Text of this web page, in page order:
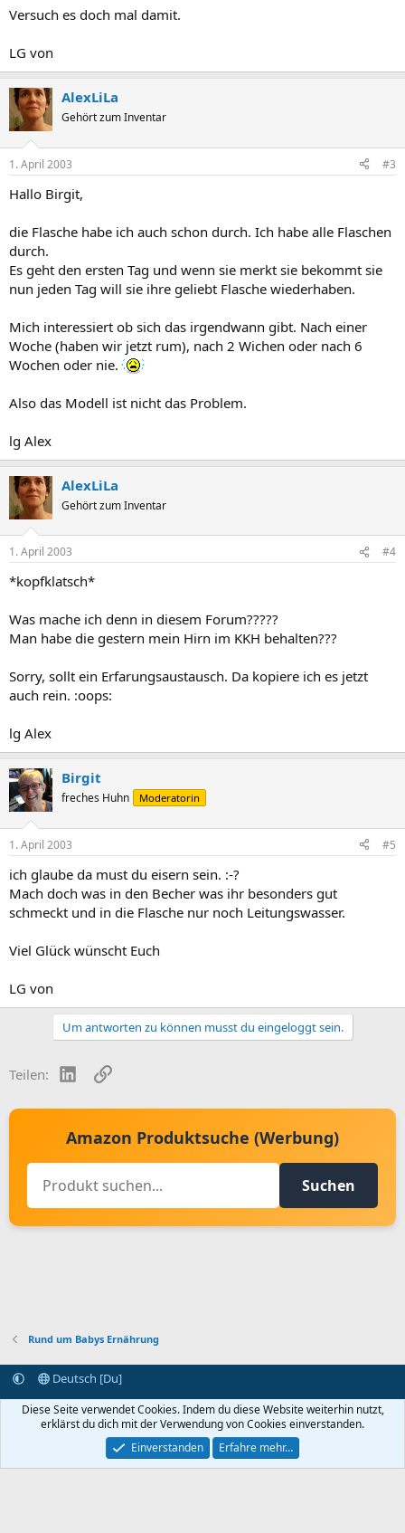
Versuch es doch mal damit.
LG von
AlexLiLa
Gehört zum Inventar
1. April 2003 #3
Hallo Birgit,
die Flasche habe ich auch schon durch. Ich habe alle Flaschen
durch.
Es geht den ersten Tag und wenn sie merkt sie bekommt sie
nun jeden Tag will sie ihre geliebt Flasche wiederhaben.
Mich interessiert ob sich das irgendwann gibt. Nach einer
Woche (haben wir jetzt rum), nach 2 Wichen oder nach 6
Wochen oder nie.
Also das Modell ist nicht das Problem.
lg Alex
AlexLiLa
Gehört zum Inventar
1. April 2003 #4
*kopfklatsch*
Was mache ich denn in diesem Forum?????
Man habe die gestern mein Hirn im KKH behalten???
Sorry, sollt ein Erfarungsaustausch. Da kopiere ich es jetzt
auch rein. :oops:
lg Alex
Birgit
freches Huhn Moderatorin
1. April 2003 #5
ich glaube da must du eisern sein. :-?
Mach doch was in den Becher was ihr besonders gut
schmeckt und in die Flasche nur noch Leitungswasser.
Viel Glück wünscht Euch
LG von
Um antworten zu können musst du eingeloggt sein.
Teilen: LinkedInLink
Amazon Produktsuche (Werbung)
Suchen
Rund um Babys Ernährung
Deutsch [Du]
Kontakt aufnehmen
Bedingungen und Regeln
Datenschutz
Startseite
R
S
Community platform by XenForo® © 2010-2024 XenForo Ltd.
Diese Seite verwendet Cookies. Indem du diese Website weiterhin nutzt,
erklärst du dich mit der Verwendung von Cookies einverstanden.
Einverstanden
Erfahre mehr…